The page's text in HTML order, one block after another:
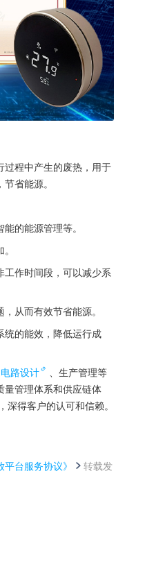
过程中产生的废热，用于
省能源。
的能源管理等。
作时间段，可以减少系
从而有效节省能源。
统的能效，降低运行成
电路设计
、生产管理等
量管理体系和供应链体
得客户的认可和信赖。
平台服务协议》
转载发